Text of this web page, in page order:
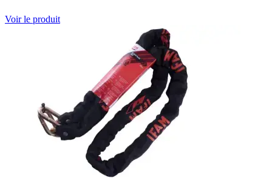
Voir le produit